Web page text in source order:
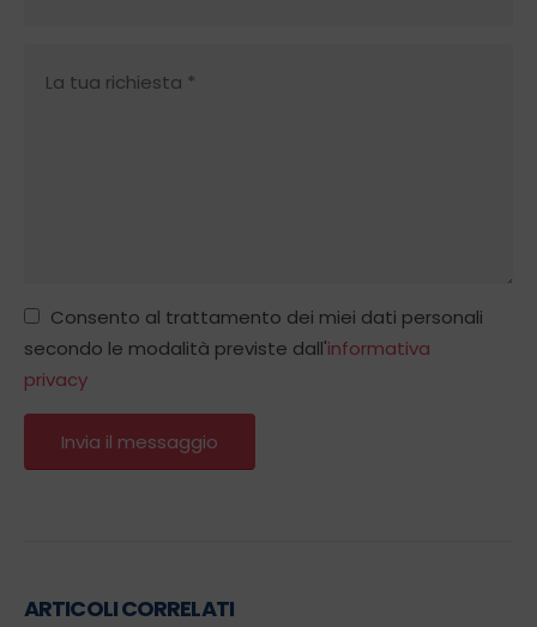
Consento al trattamento dei miei dati personali
secondo le modalità previste dall'informativa
privacy
ARTICOLI CORRELATI